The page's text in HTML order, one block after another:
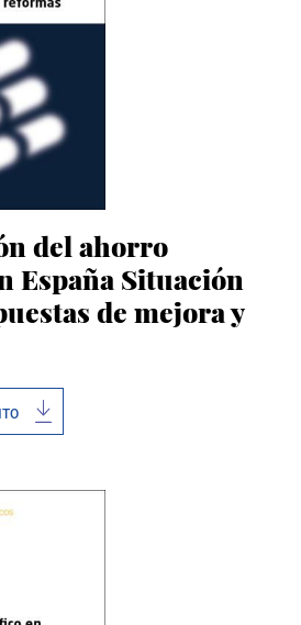
del ahorro
España Situación
de mejora y